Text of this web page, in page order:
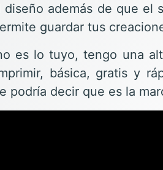
además de que el
guardar tus
es lo tuyo, tengo una
básica, gratis y
podría decir que es la